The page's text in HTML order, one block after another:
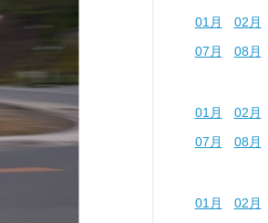
01月 02月
07月
08月
01月 02月
07月
08月
01月 02月